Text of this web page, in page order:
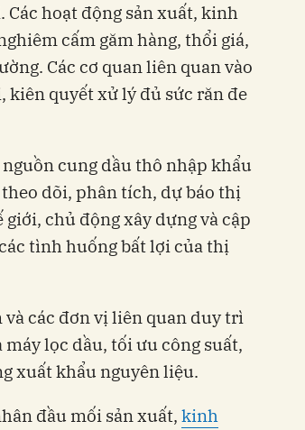
hoạt động sản xuất, kinh
cấm găm hàng, thổi giá,
Các cơ quan liên quan vào
kiên quyết xử lý đủ sức răn đe
cung dầu thô nhập khẩu
dõi, phân tích, dự báo thị
chủ động xây dựng và cập
tình huống bất lợi của thị
các đơn vị liên quan duy trì
lọc dầu, tối ưu công suất,
xuất khẩu nguyên liệu.
đầu mối sản xuất, kinh